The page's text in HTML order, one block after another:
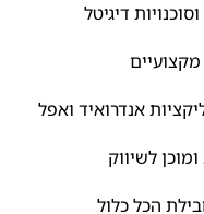
דיגיטל
לשיווק
הכל כלול